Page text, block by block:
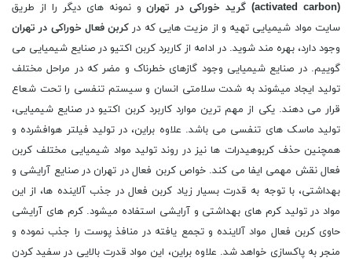
(
activated carbon) گرید خوراکی در تهرانو نمونه های دیگر را از طریق
سایت مواد شیمیایی تهیه و از مزیت هایی که در کربن فعال خوراکی در تهران
وجود دارد، بهره مند شوید. در ادامه از کاربرد کربن اکتیو در صنایع شیمیایی می
گوییم. در صنایع شیمیایی وجود گازهای خطرناک و مضر که در مراحل مختلف
تولید ایجاد میشوند به شدت سلامتی انسان و سیستم تنفسی را تحت شعاع
قرار می دهند. یکی از مهم ترین موارد کاربرد کربن اکتیو در صنایع شیمیایی،
تولید ماسک های تنفسی می باشد. علاوه براین، در تولید فیلتر هوافشرده و
همچنین حذف کربوهیدرات ها نیز در روند تولید مواد شیمیایی مختلف کربن
فعال نقش مهمی ایفا می کند. خواص کربن فعال در تهران در صنایع آرایشی و
بهداشتی، با توجه به قدرت بسیار زیاد کربن فعال در جذب آلاینده ها، از این
مواد در تولید کرم های بهداشتی و آرایشی استفاده میشود. کرم های آرایشی
حاوی کربن فعال مواد آلاینده و تجمع یافته در منافذ پوست را جذب نموده و
منجر به پاکسازی خواهد شد. علاوه براین، این مواد قدرت بالایی در سفید کردن